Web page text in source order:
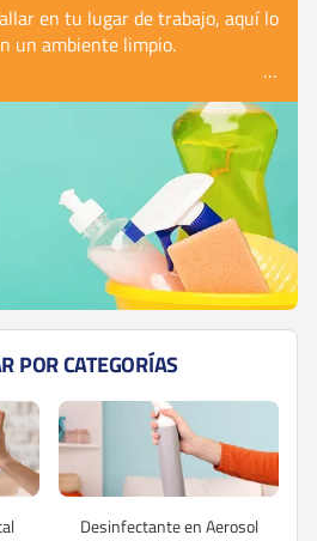
en tu lugar de trabajo, aquí lo
en un ambiente limpio.
POR CATEGORÍAS
Desinfectante en Aerosol